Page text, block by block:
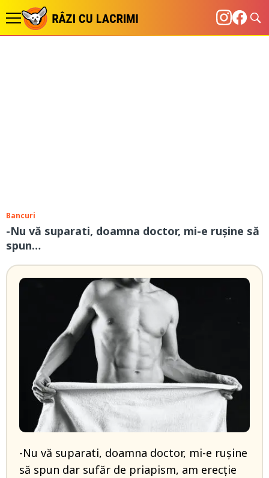
Bancuri
-Nu vă suparati, doamna doctor, mi-e ruşine să
spun…
-Nu vă suparati, doamna doctor, mi-e ruşine
să spun dar sufăr de priapism, am erecţie